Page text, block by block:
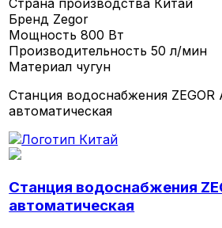
Бренд Zegor
Мощность800 Вт
Производительность50 л/мин
Материал чугун
Станция водоснабжения ZEGOR
автоматическая
Станция водоснабжения
автоматическая